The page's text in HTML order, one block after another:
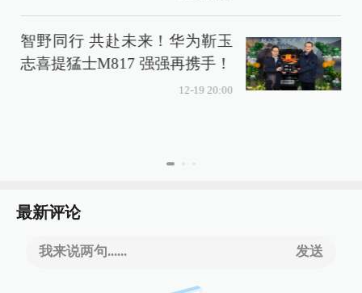
智野同行 共赴未来！华为靳玉
志喜提猛士M817 强强再携手！
12-19 20:00
最新评论
我来说两句...... 发送